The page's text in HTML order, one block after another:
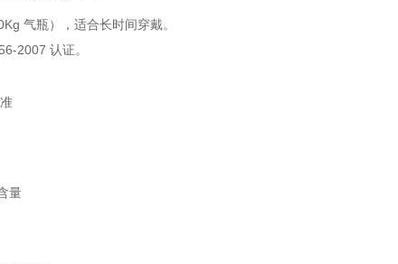
气瓶），适合长时间穿戴。
2007 认证。
量